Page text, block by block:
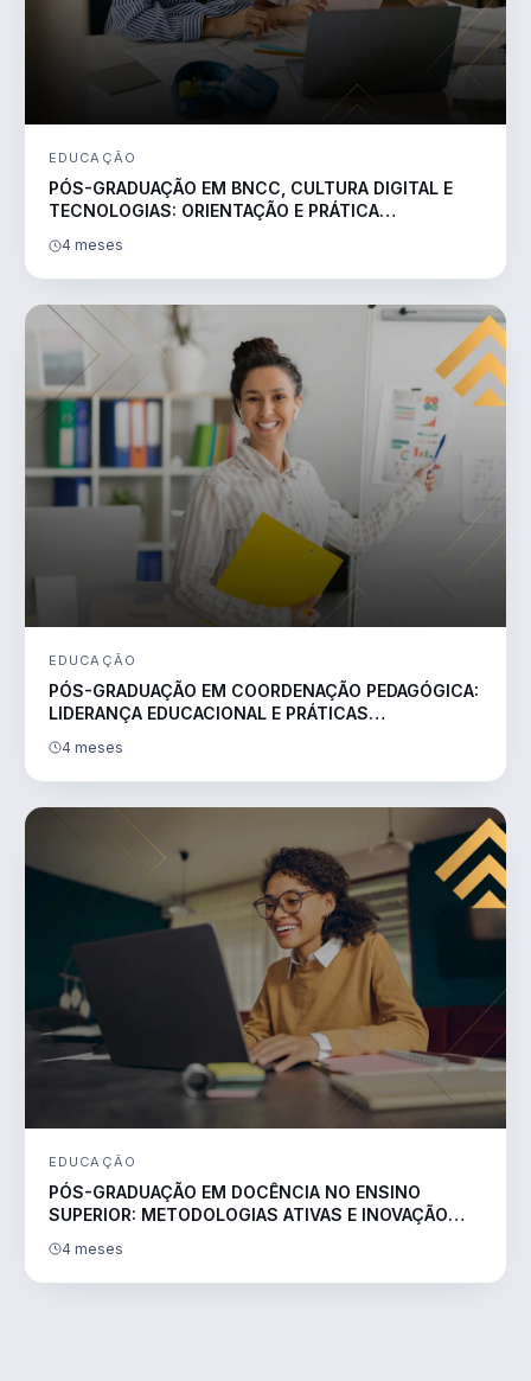
EDUCAÇÃO
PÓS-GRADUAÇÃO EM BNCC, CULTURA DIGITAL E
TECNOLOGIAS: ORIENTAÇÃO E PRÁTICA
4 meses
EDUCAÇÃO
PÓS-GRADUAÇÃO EM COORDENAÇÃO PEDAGÓGICA:
LIDERANÇA EDUCACIONAL E PRÁTICAS
4 meses
EDUCAÇÃO
PÓS-GRADUAÇÃO EM DOCÊNCIA NO ENSINO
SUPERIOR: METODOLOGIAS ATIVAS E INOVAÇÃO
4 meses